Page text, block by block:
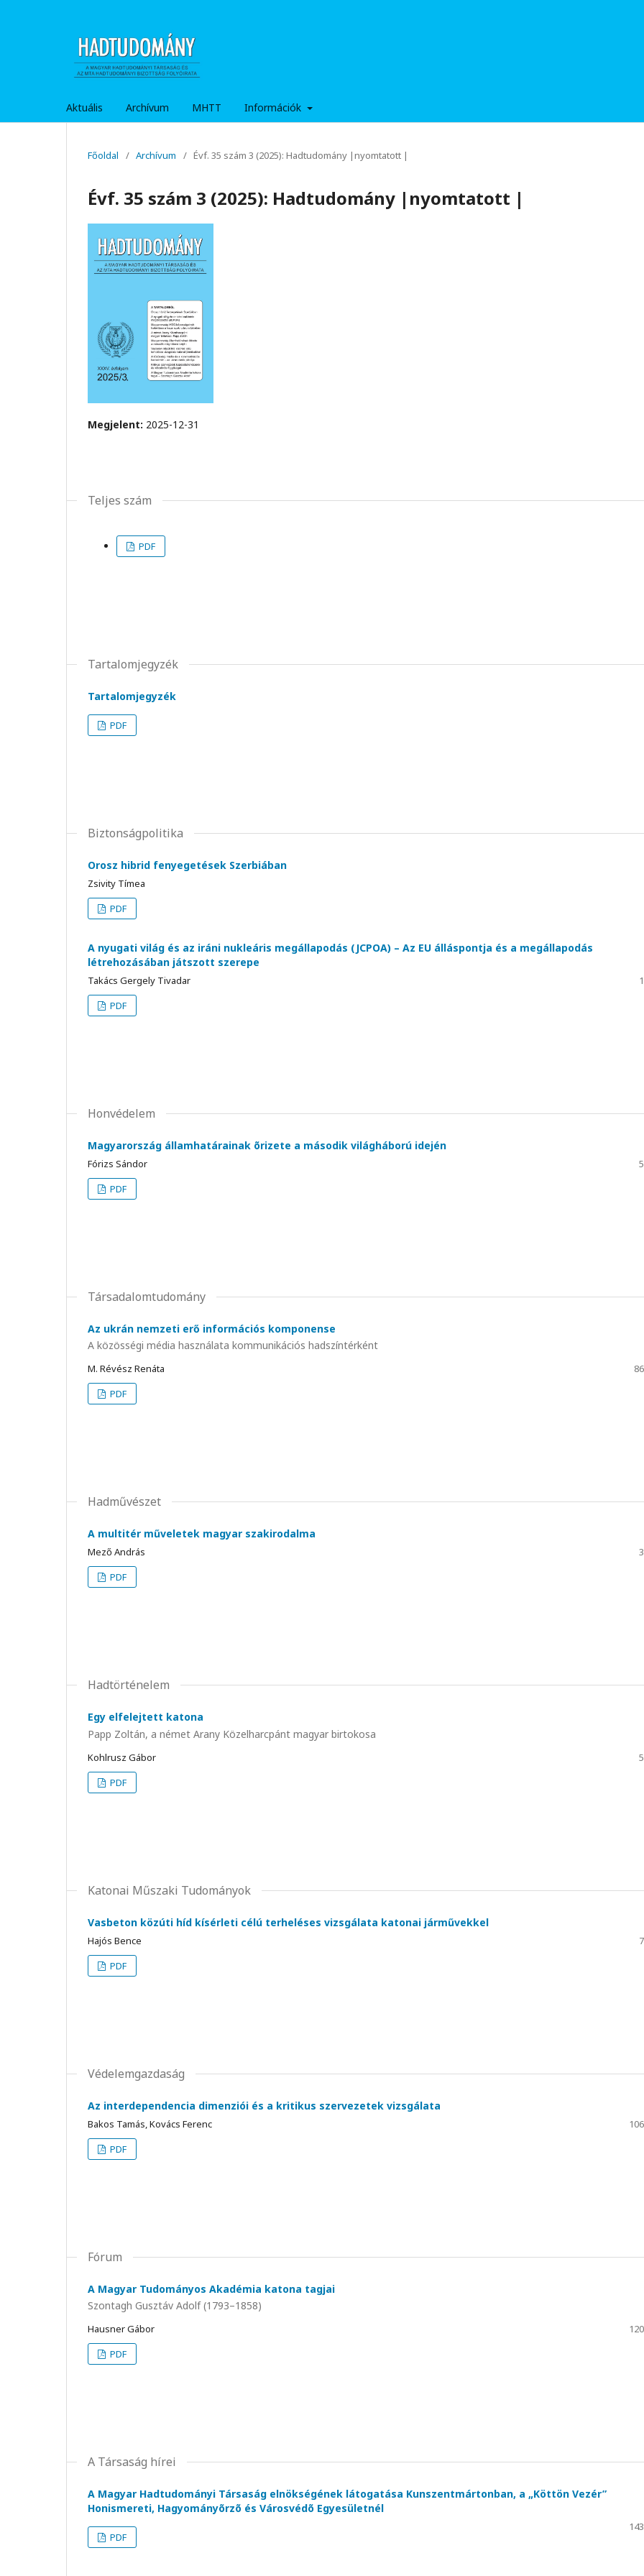
Aktuális Archívum MHTT Információk
Főoldal / Archívum / Évf. 35 szám 3 (2025): Hadtudomány |nyomtatott |
Évf. 35 szám 3 (2025): Hadtudomány |nyomtatott |
Megjelent: 2025-12-31
Teljes szám
PDF
Tartalomjegyzék
Tartalomjegyzék
PDF
Biztonságpolitika
Orosz hibrid fenyegetések Szerbiában
Zsivity Tímea
PDF
A nyugati világ és az iráni nukleáris megállapodás (JCPOA) – Az EU álláspontja és a megállapodás
létrehozásában játszott szerepe
Takács Gergely Tivadar
PDF
Honvédelem
Magyarország államhatárainak õrizete a második világháború idején
Fórizs Sándor
PDF
Társadalomtudomány
Az ukrán nemzeti erő információs komponense
A közösségi média használata kommunikációs hadszíntérként
M. Révész Renáta
PDF
Hadművészet
A multitér műveletek magyar szakirodalma
Mező András
PDF
Hadtörténelem
Egy elfelejtett katona
Papp Zoltán, a német Arany Közelharcpánt magyar birtokosa
Kohlrusz Gábor
PDF
Katonai Műszaki Tudományok
Vasbeton közúti híd kísérleti célú terheléses vizsgálata katonai járművekkel
Hajós Bence
PDF
Védelemgazdaság
Az interdependencia dimenziói és a kritikus szervezetek vizsgálata
Bakos Tamás, Kovács Ferenc
PDF
Fórum
A Magyar Tudományos Akadémia katona tagjai
Szontagh Gusztáv Adolf (1793–1858)
Hausner Gábor
PDF
A Társaság hírei
A Magyar Hadtudományi Társaság elnökségének látogatása Kunszentmártonban, a „Köttön Vezér”
Honismereti, Hagyományõrzõ és Városvédõ Egyesületnél
PDF